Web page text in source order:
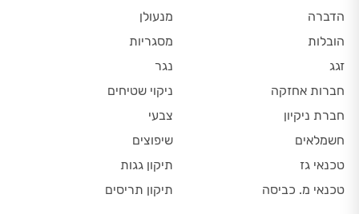
הדברה
הובלות
זגג
חברות אחזקה
חברת ניקיון
חשמלאים
טכנאי גז
טכנאי מ. כביסה
מנעולן
מסגריות
נגר
ניקוי שטיחים
צבעי
שיפוצים
תיקון גגות
תיקון תריסים